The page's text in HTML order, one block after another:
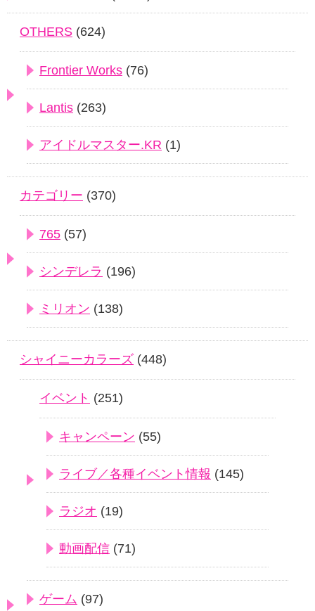
OTHERS (624)
Frontier Works (76)
Lantis (263)
アイドルマスター.KR (1)
カテゴリー (370)
765 (57)
シンデレラ (196)
ミリオン (138)
シャイニーカラーズ (448)
イベント (251)
キャンペーン (55)
ライブ／各種イベント情報 (145)
ラジオ (19)
動画配信 (71)
ゲーム (97)